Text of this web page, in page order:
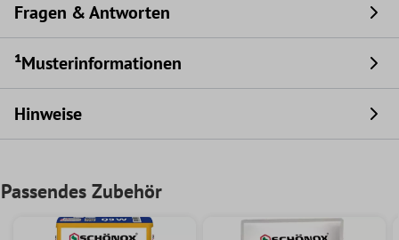
Fragen & Antworten
¹Musterinformationen
Hinweise
Passendes Zubehör